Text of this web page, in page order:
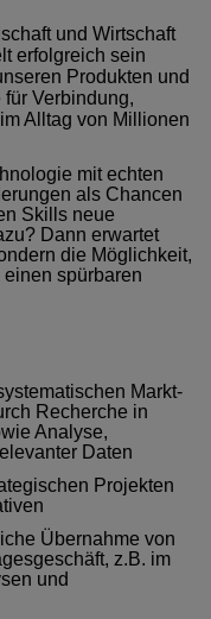
und Wirtschaft
erfolgreich sein
Produkten und
Verbindung,
Alltag von Millionen
mit echten
als Chancen
Skills neue
Dann erwartet
die Möglichkeit,
spürbaren
Markt-
Recherche in
Analyse,
Daten
Projekten
Übernahme von
z.B. im
und